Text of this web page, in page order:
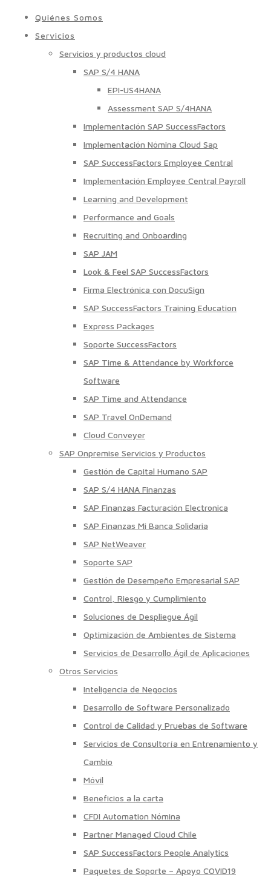
Quiénes Somos
Servicios
Servicios y productos cloud
SAP S/4 HANA
EPI-US4HANA
Assessment SAP S/4HANA
Implementación SAP SuccessFactors
Implementación Nómina Cloud Sap
SAP SuccessFactors Employee Central
Implementación Employee Central Payroll
Learning and Development
Performance and Goals
Recruiting and Onboarding
SAP JAM
Look & Feel SAP SuccessFactors
Firma Electrónica con DocuSign
SAP SuccessFactors Training Education
Express Packages
Soporte SuccessFactors
SAP Time & Attendance by Workforce
Software
SAP Time and Attendance
SAP Travel OnDemand
Cloud Conveyer
SAP Onpremise Servicios y Productos
Gestión de Capital Humano SAP
SAP S/4 HANA Finanzas
SAP Finanzas Facturación Electronica
SAP Finanzas Mi Banca Solidaria
SAP NetWeaver
Soporte SAP
Gestión de Desempeño Empresarial SAP
Control, Riesgo y Cumplimiento
Soluciones de Despliegue Ágil
Optimización de Ambientes de Sistema
Servicios de Desarrollo Ágil de Aplicaciones
Otros Servicios
Inteligencia de Negocios
Desarrollo de Software Personalizado
Control de Calidad y Pruebas de Software
Servicios de Consultoría en Entrenamiento y
Cambio
Móvil
Beneficios a la carta
CFDI Automation Nómina
Partner Managed Cloud Chile
SAP SuccessFactors People Analytics
Paquetes de Soporte – Apoyo COVID19